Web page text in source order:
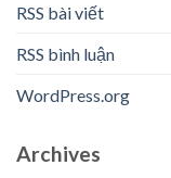
RSS bài viết
RSS bình luận
WordPress.org
Archives